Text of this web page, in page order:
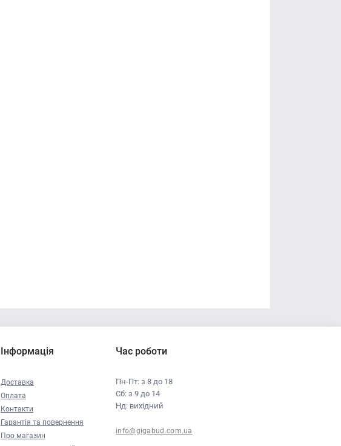
Інформація
Доставка
Оплата
Контакти
Гарантія та повернення
Про магазин
Час роботи
Пн-Пт: з 8 до 18
Сб: з 9 до 14
Нд: вихідний
info@gigabud.com.ua